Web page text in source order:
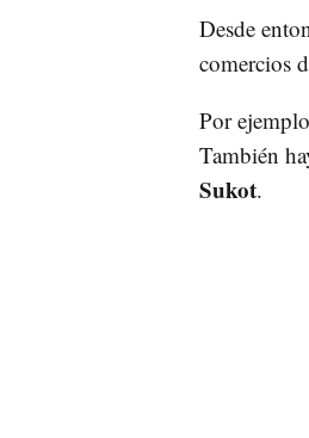
Desde
comercios
Por
También
Sukot.